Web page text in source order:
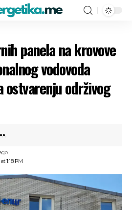
panela na krovove
vodovoda
ostvarenju održivog
1:18 PM